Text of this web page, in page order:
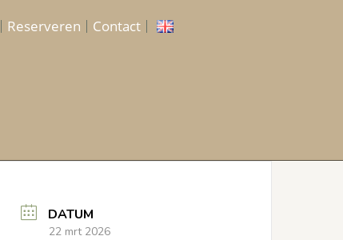
Reserveren Contact
DATUM
22 mrt 2026